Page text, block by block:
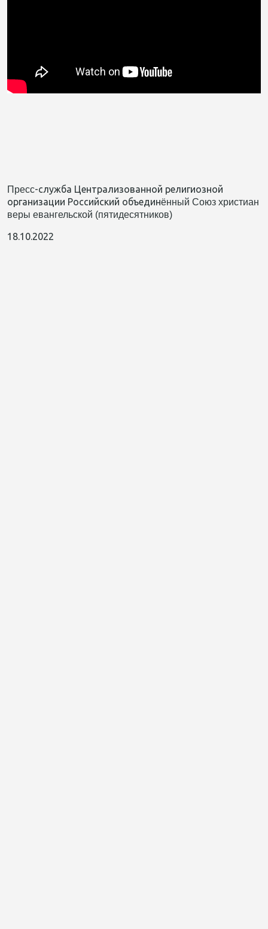
Пресс-служба Централизованной религиозной
организации Российский объединённый Союз христиан
веры евангельской (пятидесятников)
18.10.2022